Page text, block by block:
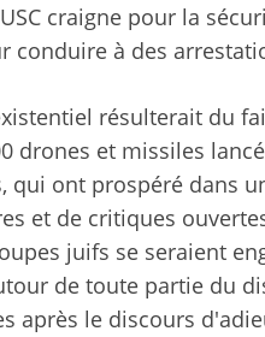
craigne pour la
conduire à des
résulterait du
drones et missiles
qui ont prospéré dans
et de critiques
juifs se seraient
de toute partie du
après le discours